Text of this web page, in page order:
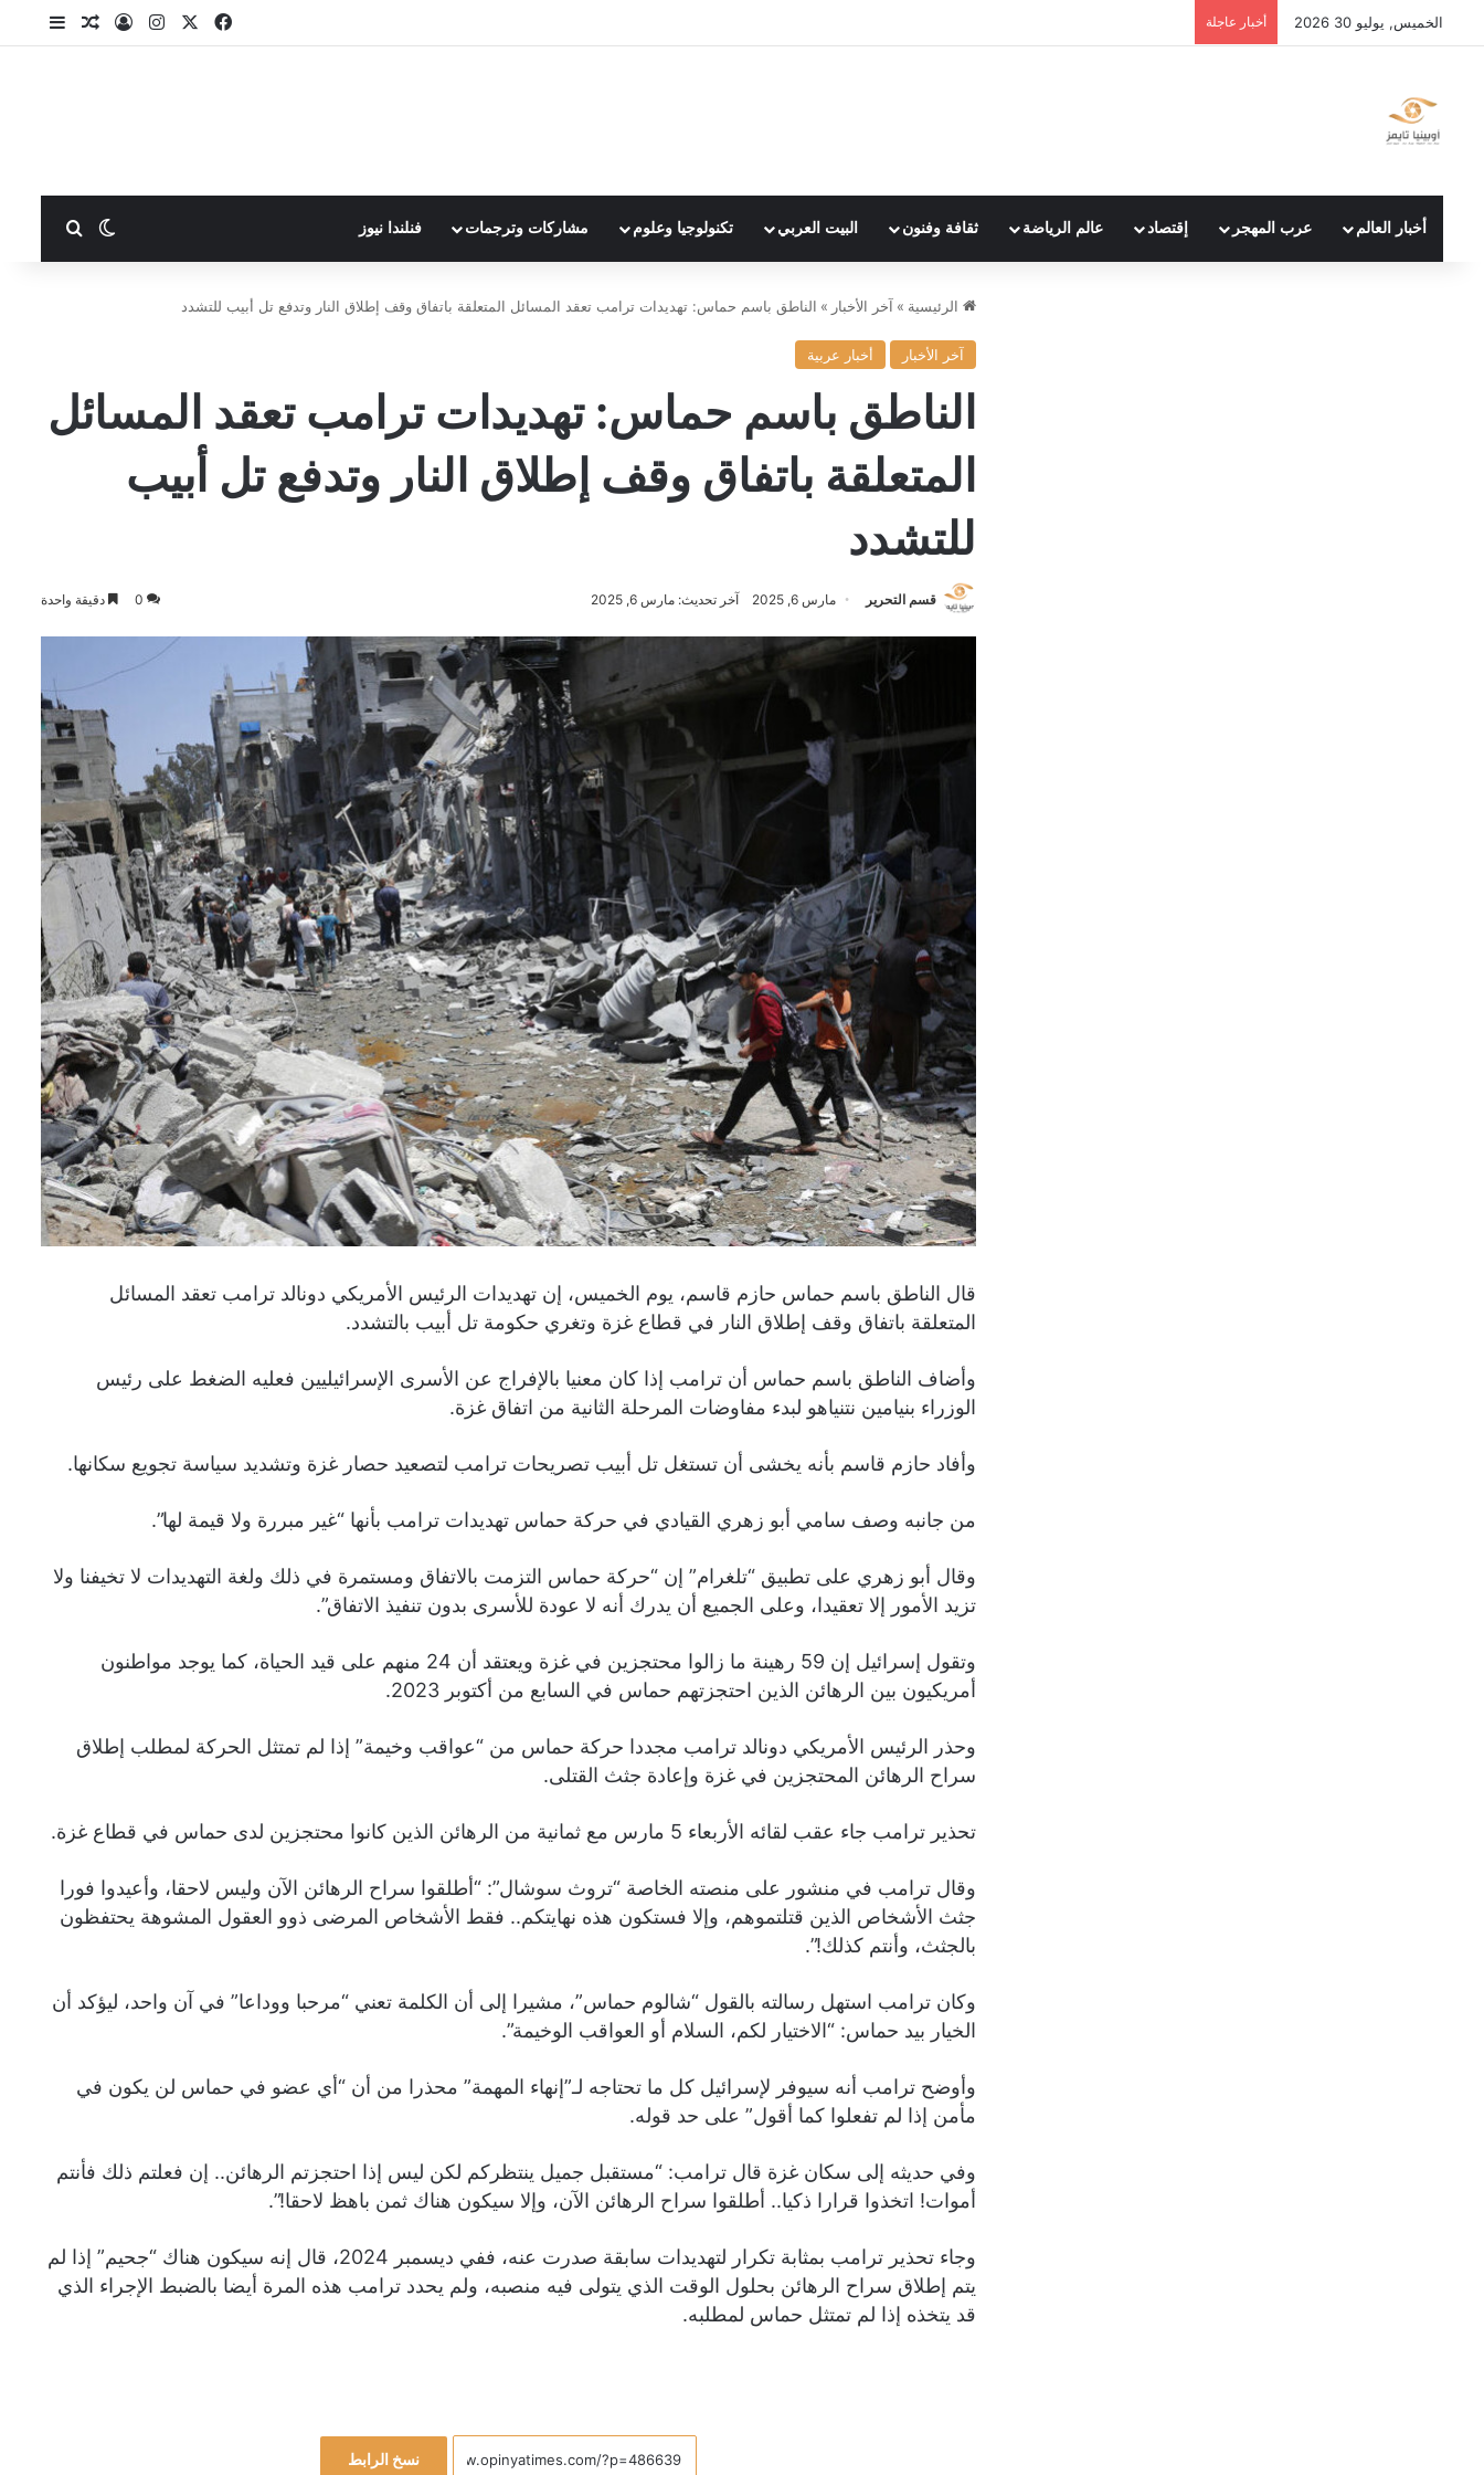
الخميس, يوليو 30 2026 أخبار عاجلة فيسبوك انستقرامتسجيل الدخول
مقالإضافة
أخبار العالم عرب المهجر إقتصاد عالم الرياضة ثقافة وفنون البيت العربي تكنولوجيا وعلوم مشاركات وترجمات فنلندا نيوز الوضعبحث عن
الرئيسية » آخر الأخبار » الناطق باسم حماس: تهديدات ترامب تعقد المسائل المتعلقة باتفاق وقف إطلاق النار وتدفع تل أبيب للتشدد
آخر الأخبار أخبار عربية
الناطق باسم حماس: تهديدات ترامب تعقد المسائل
المتعلقة باتفاق وقف إطلاق النار وتدفع تل أبيب
للتشدد
قسم التحرير مارس 6, 2025 آخر تحديث: مارس 6, 2025 0 دقيقة واحدة
قال الناطق باسم حماس حازم قاسم، يوم الخميس، إن تهديدات الرئيس الأمريكي دونالد ترامب تعقد المسائل
المتعلقة باتفاق وقف إطلاق النار في قطاع غزة وتغري حكومة تل أبيب بالتشدد.
وأضاف الناطق باسم حماس أن ترامب إذا كان معنيا بالإفراج عن الأسرى الإسرائيليين فعليه الضغط على رئيس
الوزراء بنيامين نتنياهو لبدء مفاوضات المرحلة الثانية من اتفاق غزة.
وأفاد حازم قاسم بأنه يخشى أن تستغل تل أبيب تصريحات ترامب لتصعيد حصار غزة وتشديد سياسة تجويع سكانها.
من جانبه وصف سامي أبو زهري القيادي في حركة حماس تهديدات ترامب بأنها “غير مبررة ولا قيمة لها”.
وقال أبو زهري على تطبيق “تلغرام” إن “حركة حماس التزمت بالاتفاق ومستمرة في ذلك ولغة التهديدات لا تخيفنا ولا
تزيد الأمور إلا تعقيدا، وعلى الجميع أن يدرك أنه لا عودة للأسرى بدون تنفيذ الاتفاق”.
وتقول إسرائيل إن 59 رهينة ما زالوا محتجزين في غزة ويعتقد أن 24 منهم على قيد الحياة، كما يوجد مواطنون
أمريكيون بين الرهائن الذين احتجزتهم حماس في السابع من أكتوبر 2023.
وحذر الرئيس الأمريكي دونالد ترامب مجددا حركة حماس من “عواقب وخيمة” إذا لم تمتثل الحركة لمطلب إطلاق
سراح الرهائن المحتجزين في غزة وإعادة جثث القتلى.
تحذير ترامب جاء عقب لقائه الأربعاء 5 مارس مع ثمانية من الرهائن الذين كانوا محتجزين لدى حماس في قطاع غزة.
وقال ترامب في منشور على منصته الخاصة “تروث سوشال”: “أطلقوا سراح الرهائن الآن وليس لاحقا، وأعيدوا فورا
جثث الأشخاص الذين قتلتموهم، وإلا فستكون هذه نهايتكم.. فقط الأشخاص المرضى ذوو العقول المشوهة يحتفظون
بالجثث، وأنتم كذلك!”.
وكان ترامب استهل رسالته بالقول “شالوم حماس”، مشيرا إلى أن الكلمة تعني “مرحبا ووداعا” في آن واحد، ليؤكد أن
الخيار بيد حماس: “الاختيار لكم، السلام أو العواقب الوخيمة”.
وأوضح ترامب أنه سيوفر لإسرائيل كل ما تحتاجه لـ”إنهاء المهمة” محذرا من أن “أي عضو في حماس لن يكون في
مأمن إذا لم تفعلوا كما أقول” على حد قوله.
وفي حديثه إلى سكان غزة قال ترامب: “مستقبل جميل ينتظركم لكن ليس إذا احتجزتم الرهائن.. إن فعلتم ذلك فأنتم
أموات! اتخذوا قرارا ذكيا.. أطلقوا سراح الرهائن الآن، وإلا سيكون هناك ثمن باهظ لاحقا!”.
وجاء تحذير ترامب بمثابة تكرار لتهديدات سابقة صدرت عنه، ففي ديسمبر 2024، قال إنه سيكون هناك “جحيم” إذا لم
يتم إطلاق سراح الرهائن بحلول الوقت الذي يتولى فيه منصبه، ولم يحدد ترامب هذه المرة أيضا بالضبط الإجراء الذي
قد يتخذه إذا لم تمتثل حماس لمطلبه.
نسخ الرابط